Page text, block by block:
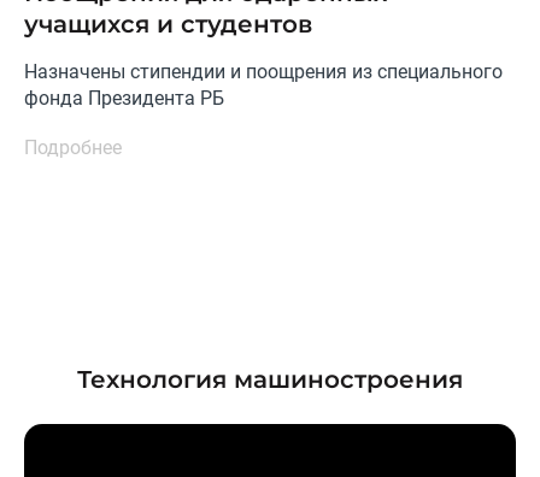
учащихся и студентов
Назначены стипендии и поощрения из специального
фонда Президента РБ
Подробнее
Технология машиностроения